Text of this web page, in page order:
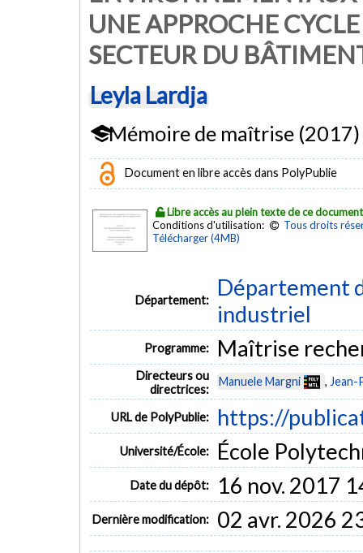
UNE APPROCHE
SECTEUR DU
Leyla Lardja
Mémoire de maîtrise (2017)
Document en libre accès dans PolyPublie
Libre accès au plein texte de ce document
Conditions d'utilisation:
Tous droits
Télécharger (4MB)
Département:
Département
industriel
Programme: Maîtrise
Directeurs ou
directrices:
Manuele Margni ,
URL de PolyPublie: https://
Université/École: École
Date du dépôt: 16 nov. 2017
Dernière modification: 02 avr. 2026